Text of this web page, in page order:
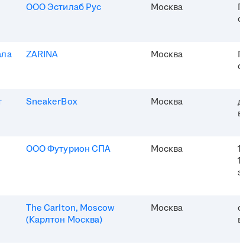
ООО Эстилаб Рус Москва
ZARINA Москва
SneakerBox Москва
ООО Футурион СПА Москва
The Carlton, Moscow
(Карлтон Москва)
Москва